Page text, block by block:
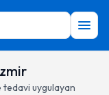
tedavi uygulayan